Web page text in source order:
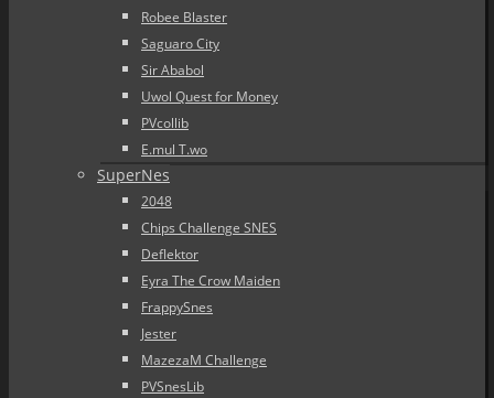
Robee Blaster
Saguaro City
Sir Ababol
Uwol Quest for Money
PVcollib
E.mul T.wo
SuperNes
2048
Chips Challenge SNES
Deflektor
Eyra The Crow Maiden
FrappySnes
Jester
MazezaM Challenge
PVSnesLib